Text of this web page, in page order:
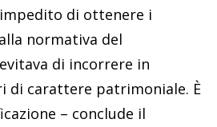
di ottenere i
normativa del
di incorrere in
di carattere patrimoniale. È
– conclude il